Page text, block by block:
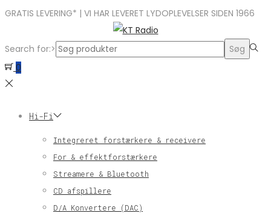
GRATIS LEVERING* | VI HAR LEVERET LYDOPLEVELSER SIDEN 1966
Search for:>
Søg
0
Hi-Fi
Integreret forstærkere & receivere
For & effektforstærkere
Streamere & Bluetooth
CD afspillere
D/A Konvertere (DAC)